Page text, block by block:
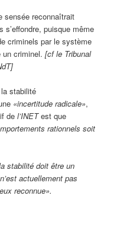
sensée reconnaîtrait
s’effondre, puisque même
criminels par le système
un criminel.[cf le Tribunal
stabilité
«incertitude radicale»,
del’INETest que
rationnels soit
stabilité doit être un
actuellement pas
reconnue».